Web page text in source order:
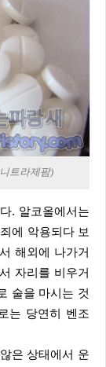
트라제팜)
에 악용되다 보
해외에 나가거
자리를 비우거
술을 마시는 것
는 당연히 벤조
은 상태에서 운